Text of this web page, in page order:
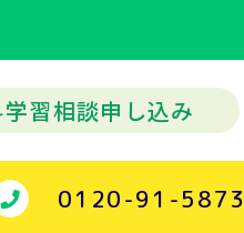
習相談申し込み
0120-91-5873